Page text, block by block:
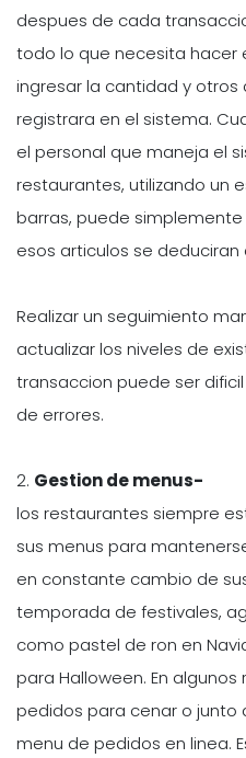
despues de cada
todo lo que necesita hacer
ingresar la cantidad y otros
registrara en el sistema.
el personal que maneja el
restaurantes, utilizando un
barras, puede
esos articulos se deduciran
Realizar un seguimiento
actualizar los niveles de
transaccion puede ser
de errores.
2. Gestion de menus-
los restaurantes siempre
sus menus para
en constante cambio de
temporada de festivales,
como pastel de ron en
para Halloween. En
pedidos para cenar o junto
menu de pedidos en linea.